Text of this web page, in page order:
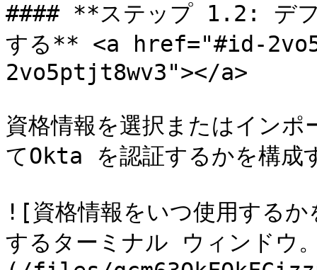
#### **ステップ 1.2: デフ
する** <a href="#id-
2vo5ptjt8wv3"></a>
資格情報を選択またはイン
てOkta を認証するかを構成
![資格情報をいつ使用するか
するターミナル ウィンドウ